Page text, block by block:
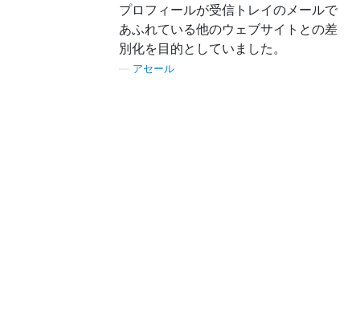
プロフィールが受信トレイのメールで
あふれている他のウェブサイトとの差
別化を目的としていました。
アセール